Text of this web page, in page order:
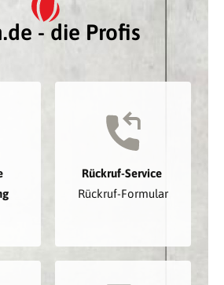
- die Profis
Rückruf-Service
Rückruf-Formular